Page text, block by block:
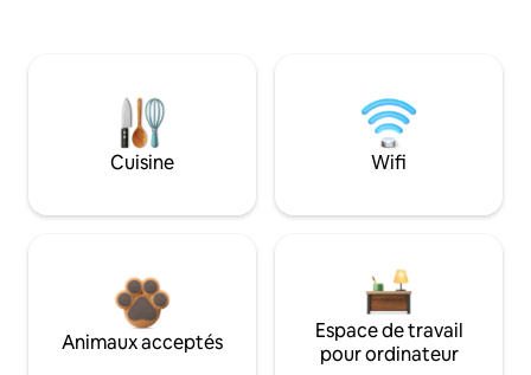
Cuisine Wifi
Animaux acceptés
Espace de travail
pour ordinateur